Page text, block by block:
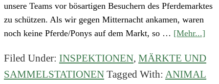
unsere Teams vor bösartigen Besuchern des Pferdemarktes
zu schützen. Als wir gegen Mitternacht ankamen, waren
noch keine Pferde/Ponys auf dem Markt, so … [Mehr...]
Filed Under: INSPEKTIONEN, MÄRKTE UND
SAMMELSTATIONEN Tagged With: ANIMAL